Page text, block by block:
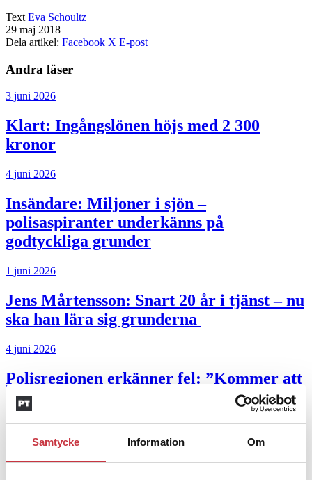
Samtycke Information Om
Text Eva Schoultz
29 maj 2018
Dela artikel: Facebook X E-post
Andra läser
3 juni 2026
Klart: Ingångslönen höjs med 2 300
kronor
4 juni 2026
Insändare: Miljoner i sjön –
polisaspiranter underkänns på
godtyckliga grunder
1 juni 2026
Jens Mårtensson: Snart 20 år i tjänst – nu
ska han lära sig grunderna
4 juni 2026
Polisregionen erkänner fel: ”Kommer att
rättas till”
Mobilannons